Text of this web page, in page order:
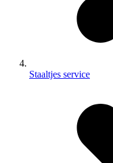
Staaltjes service